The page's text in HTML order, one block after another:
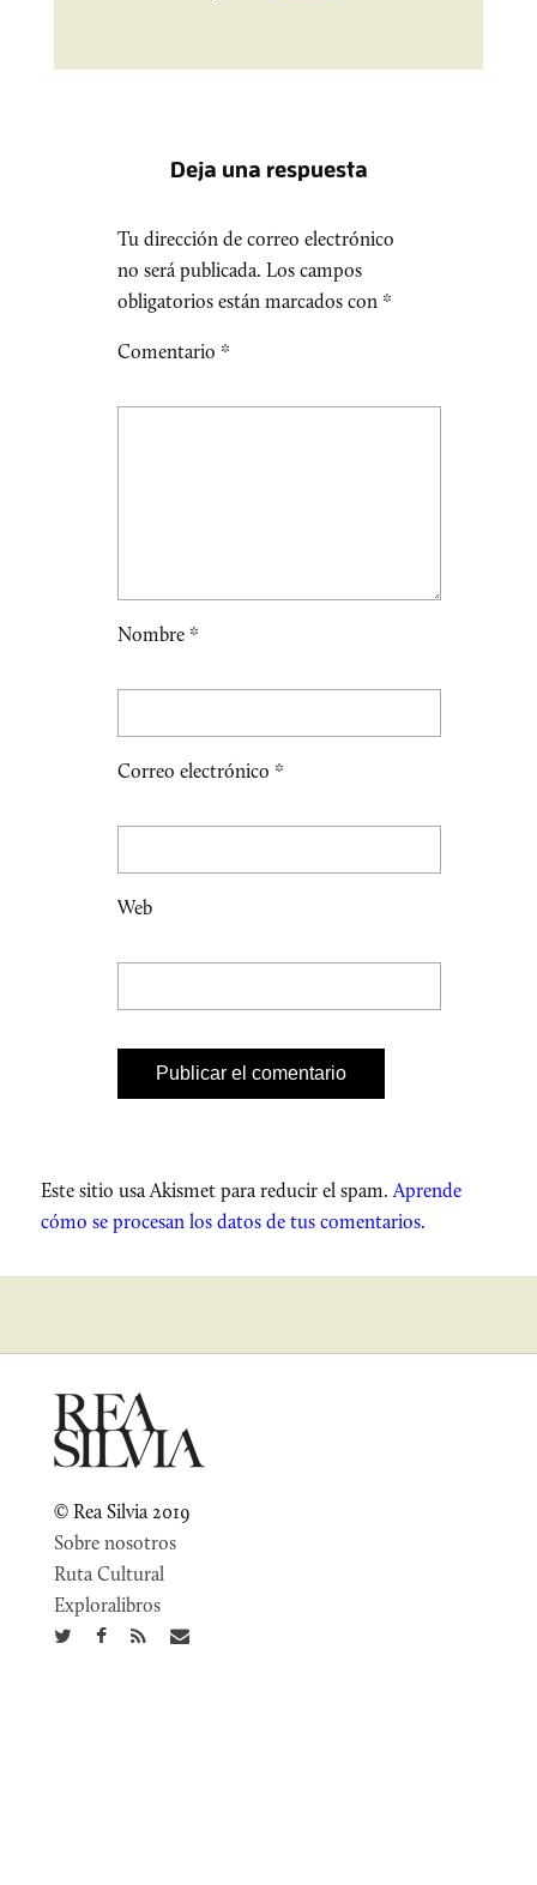
Deja una respuesta
Tu dirección de correo electrónico
no será publicada. Los campos
obligatorios están marcados con *
Comentario *
Nombre *
Correo electrónico *
Web
Este sitio usa Akismet para reducir el spam. Aprende
cómo se procesan los datos de tus comentarios.
© Rea Silvia 2019
Sobre nosotros
Ruta Cultural
Exploralibros